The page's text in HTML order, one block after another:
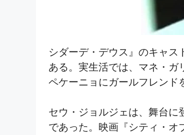
シダーデ・デウス』のキャ
ある。実生活では、マネ・ガ
ペケーニョにガールフレンド
セウ・ジョルジェは、舞台に
であった。映画『シティ・オ